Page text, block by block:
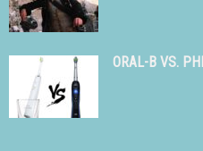
ORAL-B VS.